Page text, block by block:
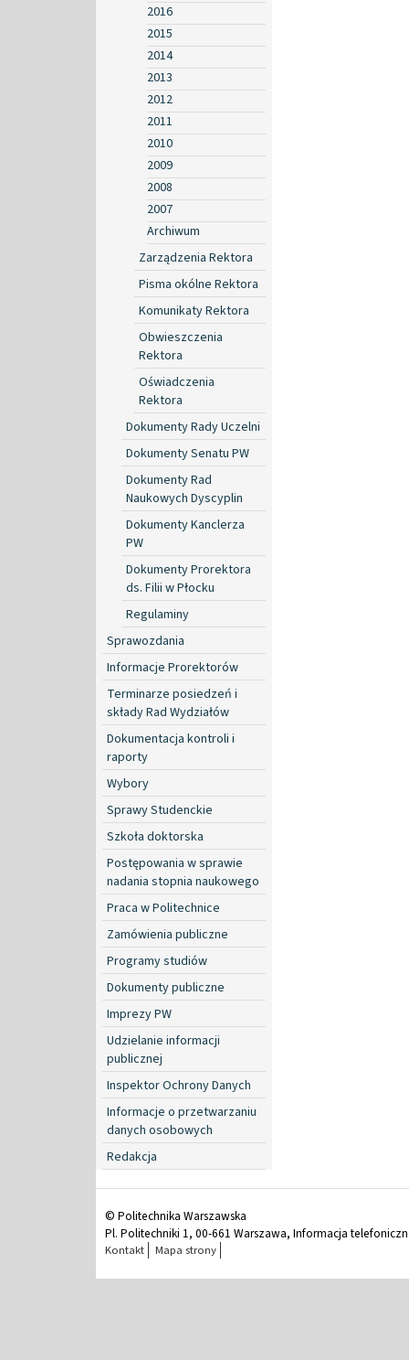
2016
2015
2014
2013
2012
2011
2010
2009
2008
2007
Archiwum
Zarządzenia Rektora
Pisma okólne Rektora
Komunikaty Rektora
Obwieszczenia
Rektora
Oświadczenia
Rektora
Dokumenty Rady Uczelni
Dokumenty Senatu PW
Dokumenty Rad
Naukowych Dyscyplin
Dokumenty Kanclerza
PW
Dokumenty Prorektora
ds. Filii w Płocku
Regulaminy
Sprawozdania
Informacje Prorektorów
Terminarze posiedzeń i
składy Rad Wydziałów
Dokumentacja kontroli i
raporty
Wybory
Sprawy Studenckie
Szkoła doktorska
Postępowania w sprawie
nadania stopnia naukowego
Praca w Politechnice
Zamówienia publiczne
Programy studiów
Dokumenty publiczne
Imprezy PW
Udzielanie informacji
publicznej
Inspektor Ochrony Danych
Informacje o przetwarzaniu
danych osobowych
Redakcja
© Politechnika Warszawska
Pl. Politechniki 1, 00-661 Warszawa, Informacja
Kontakt Mapa strony